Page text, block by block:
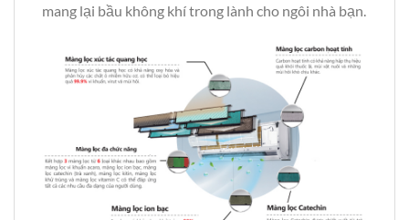
mang lại bầu không khí trong lành cho ngôi nhà bạn.